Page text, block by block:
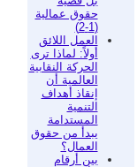
حقوق عمالية
(1-2)
العمل اللائق
أولاً: لماذا ترى
الحركة النقابية
العالمية أن
إنقاذ أهداف
التنمية
المستدامة
يبدأ من حقوق
العمال؟
بين أرقام